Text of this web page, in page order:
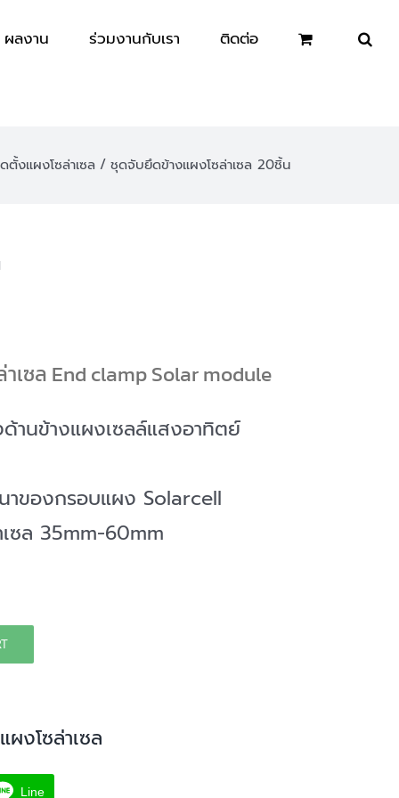
ผลงาน ร่วมงานกับเรา ติดต่อ
งแผงโซล่าเซล ชุดจับยึดข้างแผงโซล่าเซล 20ชิ้น
ซล End clamp Solar module
านข้างแผงเซลล์แสงอาทิตย์
าของกรอบแผง Solarcell
ซล 35mm-60mm
งโซล่าเซล
Line